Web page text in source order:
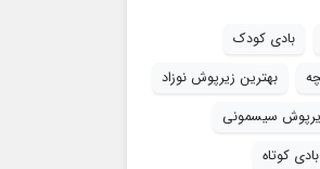
بادی کودک
بهترین زیرپوش نوزاد
سیسمونی
بادی کوتاه